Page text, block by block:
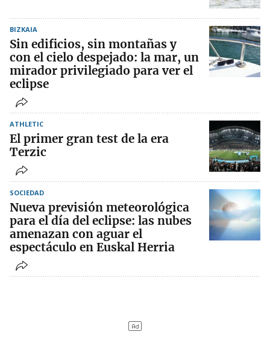
BIZKAIA
Sin edificios, sin montañas y
con el cielo despejado: la mar, un
mirador privilegiado para ver el
eclipse
ATHLETIC
El primer gran test de la era
Terzic
SOCIEDAD
Nueva previsión meteorológica
para el día del eclipse: las nubes
amenazan con aguar el
espectáculo en Euskal Herria